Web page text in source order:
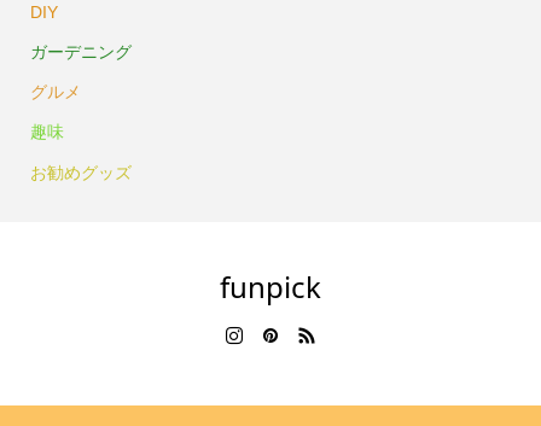
DIY
ガーデニング
グルメ
趣味
お勧めグッズ
funpick